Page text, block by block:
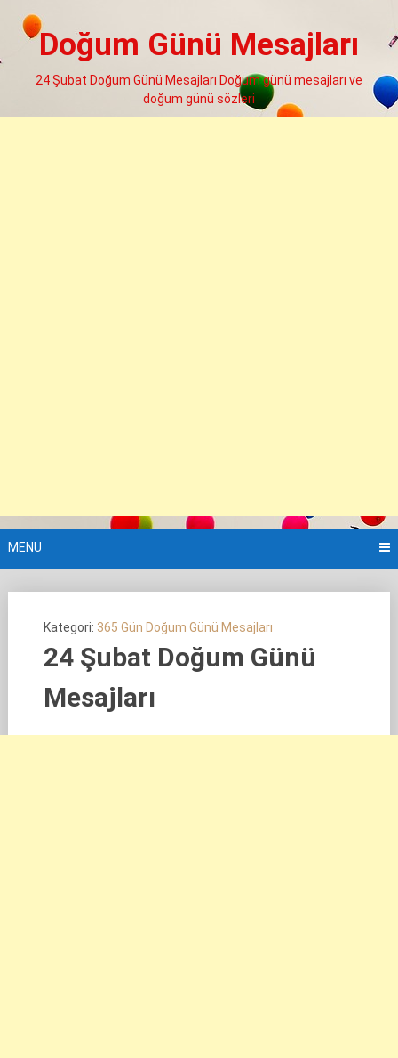
Doğum Günü Mesajları
24 Şubat Doğum Günü Mesajları Doğum günü mesajları ve
doğum günü sözleri
MENU
Kategori: 365 Gün Doğum Günü Mesajları
24 Şubat Doğum Günü
Mesajları